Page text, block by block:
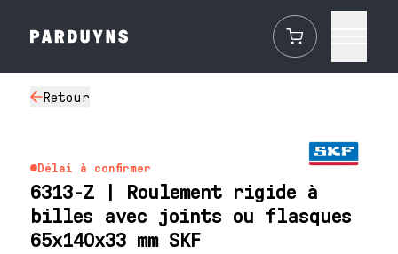
Retour
Délai à confirmer
6313-Z | Roulement rigide à
billes avec joints ou flasques
65x140x33 mm SKF